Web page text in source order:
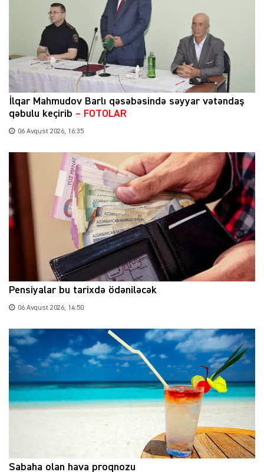
İlqar Mahmudov Barlı qəsəbəsində səyyar vətəndaş
qəbulu keçirib – FOTOLAR
06 Avqust 2026, 16:35
Pensiyalar bu tarixdə ödəniləcək
06 Avqust 2026, 14:50
Sabaha olan hava proqnozu